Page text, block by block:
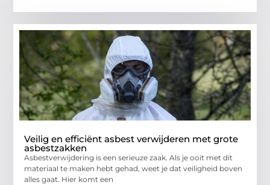
Veilig en efficiënt asbest verwijderen met grote
asbestzakken
Asbestverwijdering is een serieuze zaak. Als je ooit met dit
materiaal te maken hebt gehad, weet je dat veiligheid boven
alles gaat. Hier komt een